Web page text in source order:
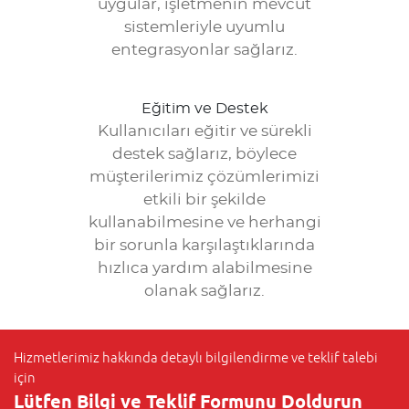
uygular, işletmenin mevcut
sistemleriyle uyumlu
entegrasyonlar sağlarız.
Eğitim ve Destek
Kullanıcıları eğitir ve sürekli
destek sağlarız, böylece
müşterilerimiz çözümlerimizi
etkili bir şekilde
kullanabilmesine ve herhangi
bir sorunla karşılaştıklarında
hızlıca yardım alabilmesine
olanak sağlarız.
Hizmetlerimiz hakkında detaylı bilgilendirme ve teklif talebi
için
Lütfen Bilgi ve Teklif Formunu Doldurun